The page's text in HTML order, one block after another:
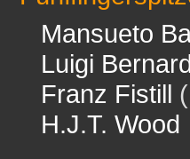
Mansueto
Luigi
Franz Fistill
H.J.T. Wood